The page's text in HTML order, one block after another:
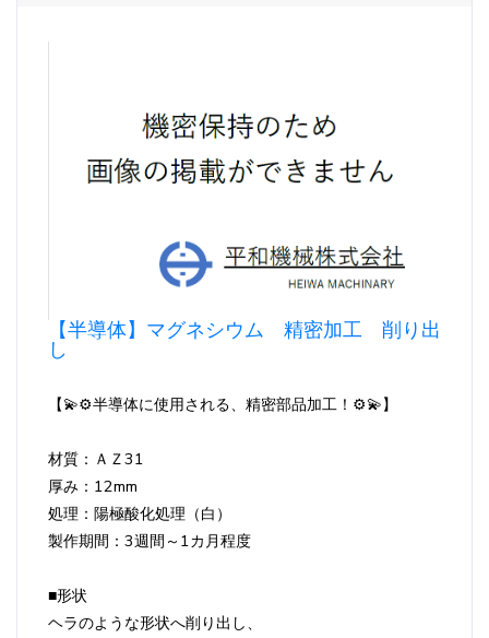
【半導体】マグネシウム 精密加工 削り出
し
【💫⚙️半導体に使用される、精密部品加工！⚙️💫】
材質：ＡＺ31
厚み：12mm
処理：陽極酸化処理（白）
製作期間：3週間～1カ月程度
■形状
ヘラのような形状へ削り出し、